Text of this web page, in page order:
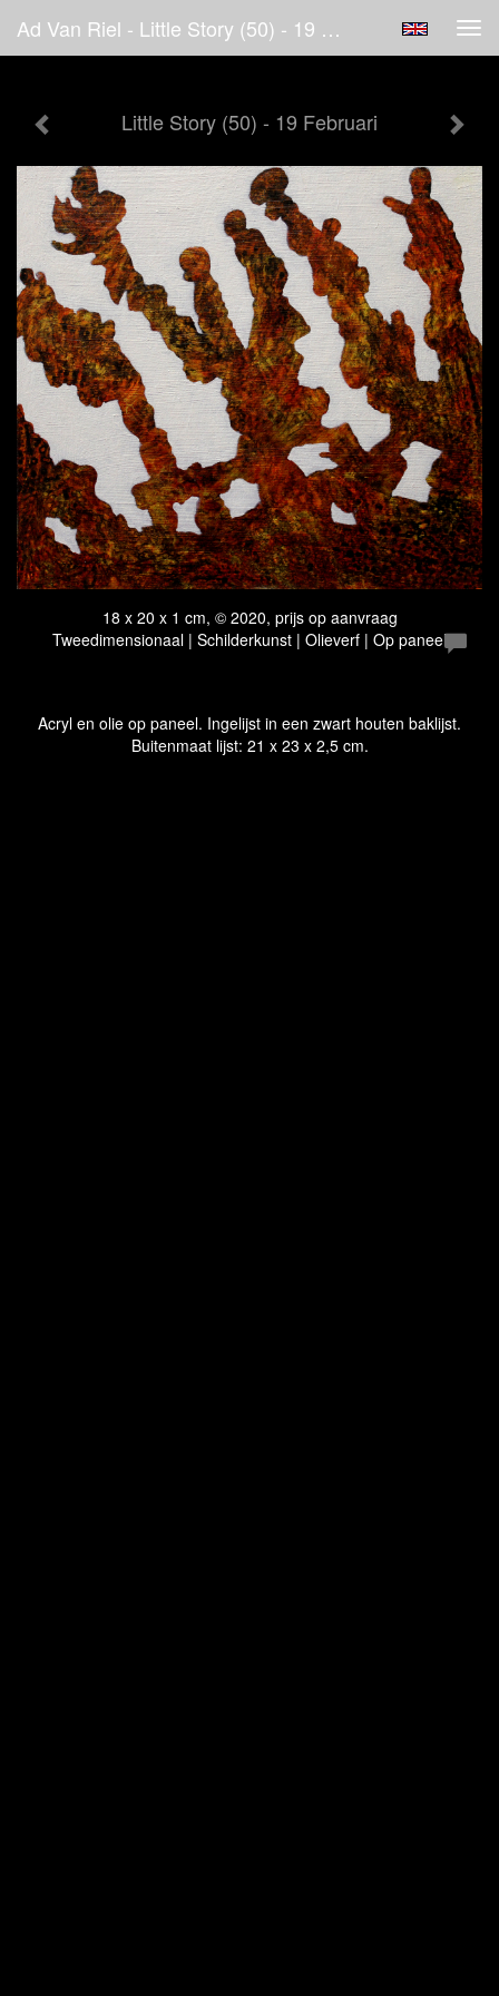
Ad Van Riel - Little Story (50) - 19 Februari
Little Story (50) - 19 Februari
18 x 20 x 1 cm, © 2020, prijs op aanvraag
Tweedimensionaal | Schilderkunst | Olieverf | Op paneel
Acryl en olie op paneel. Ingelijst in een zwart houten baklijst.
Buitenmaat lijst: 21 x 23 x 2,5 cm.